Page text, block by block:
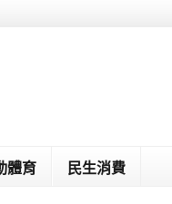
體育 民生消費